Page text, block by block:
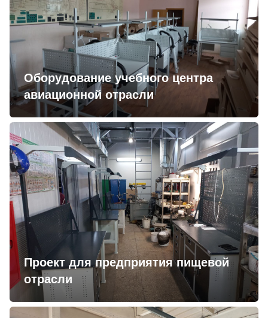
Оборудование учебного центра
авиационной отрасли
Проект для предприятия пищевой
отрасли